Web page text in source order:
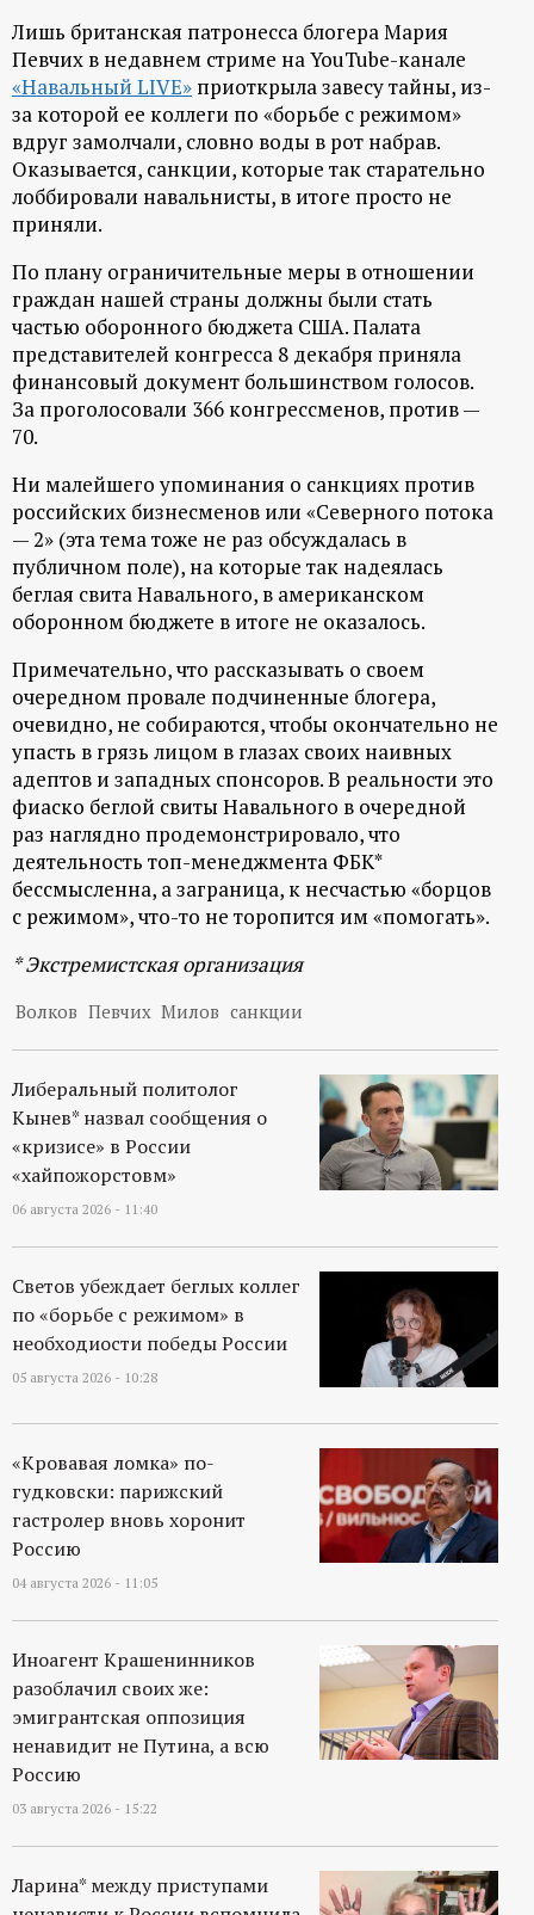
Лишь британская патронесса блогера Мария
Певчих в недавнем стриме на YouTube-канале
«Навальный LIVE» приоткрыла завесу тайны, из-
за которой ее коллеги по «борьбе с режимом»
вдруг замолчали, словно воды в рот набрав.
Оказывается, санкции, которые так старательно
лоббировали навальнисты, в итоге просто не
приняли.
По плану ограничительные меры в отношении
граждан нашей страны должны были стать
частью оборонного бюджета США. Палата
представителей конгресса 8 декабря приняла
финансовый документ большинством голосов.
За проголосовали 366 конгрессменов, против —
70.
Ни малейшего упоминания о санкциях против
российских бизнесменов или «Северного потока
— 2» (эта тема тоже не раз обсуждалась в
публичном поле), на которые так надеялась
беглая свита Навального, в американском
оборонном бюджете в итоге не оказалось.
Примечательно, что рассказывать о своем
очередном провале подчиненные блогера,
очевидно, не собираются, чтобы окончательно не
упасть в грязь лицом в глазах своих наивных
адептов и западных спонсоров. В реальности это
фиаско беглой свиты Навального в очередной
раз наглядно продемонстрировало, что
деятельность топ-менеджмента ФБК*
бессмысленна, а заграница, к несчастью «борцов
с режимом», что-то не торопится им «помогать».
* Экстремистская организация
Волков Певчих Милов санкции
Либеральный политолог
Кынев* назвал сообщения о
«кризисе» в России
«хайпожорстовм»
06 августа 2026 - 11:40
Светов убеждает беглых коллег
по «борьбе с режимом» в
необходиости победы России
05 августа 2026 - 10:28
«Кровавая ломка» по-
гудковски: парижский
гастролер вновь хоронит
Россию
04 августа 2026 - 11:05
Иноагент Крашенинников
разоблачил своих же:
эмигрантская оппозиция
ненавидит не Путина, а всю
Россию
03 августа 2026 - 15:22
Ларина* между приступами